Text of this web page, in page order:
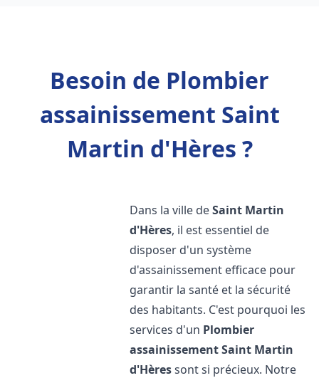
Besoin de Plombier
assainissement Saint
Martin d'Hères ?
Dans la ville deSaint Martin
d'Hères, il est essentiel de
disposer d'un système
d'assainissement efficace pour
garantir la santé et la sécurité
des habitants. C'est pourquoi les
services d'un Plombier
assainissementSaint Martin
d'Hèressont si précieux. Notre